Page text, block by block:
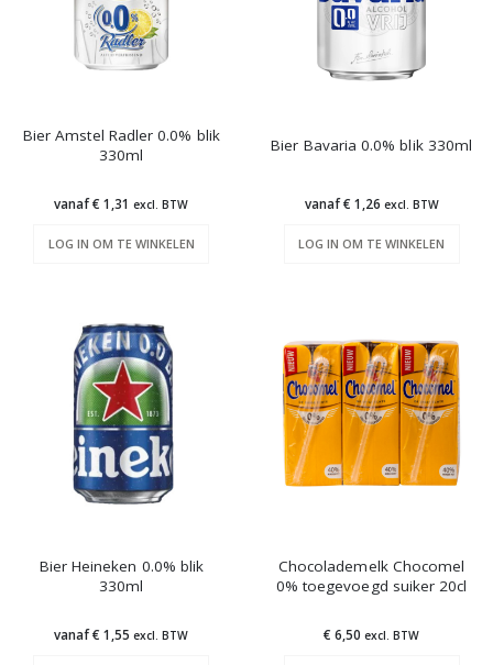
Bier Amstel Radler 0.0% blik
330ml
vanaf € 1,31excl. BTW
LOG IN OM TE WINKELEN
Bier Bavaria 0.0% blik 330ml
vanaf € 1,26 excl. BTW
LOG IN OM TE WINKELEN
Bier Heineken 0.0% blik
330ml
vanaf € 1,55excl. BTW
Chocolademelk Chocomel
0% toegevoegd suiker 20cl
€ 6,50excl. BTW